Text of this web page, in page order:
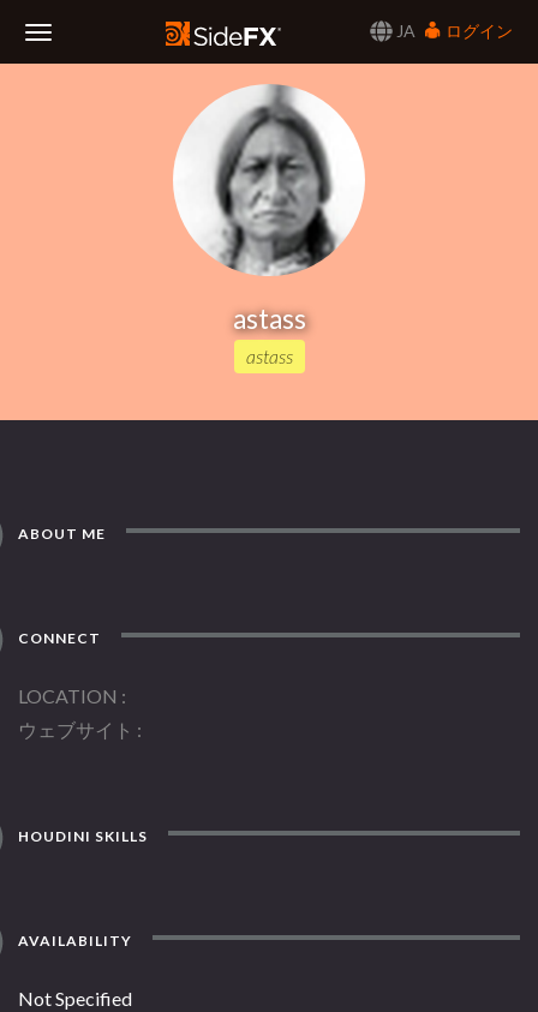
JA
ログイン
astass
astass
ABOUT ME
CONNECT
LOCATION
ウェブサイト
HOUDINI SKILLS
AVAILABILITY
Not Specified